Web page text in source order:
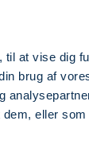
at vise dig
brug af
eller